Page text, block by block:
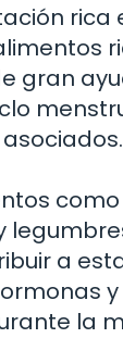
rica
gran
a
la